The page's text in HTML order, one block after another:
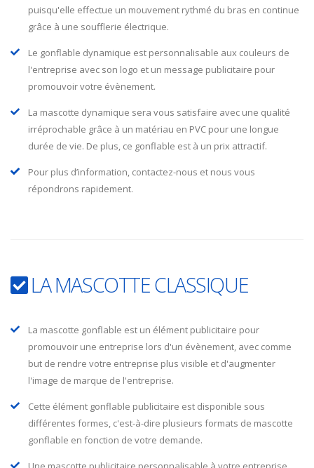
puisqu'elle effectue un mouvement rythmé du bras en continue
grâce à une soufflerie électrique.
Le gonflable dynamique est personnalisable aux couleurs de
l'entreprise avec son logo et un message publicitaire pour
promouvoir votre évènement.
La mascotte dynamique sera vous satisfaire avec une qualité
irréprochable grâce à un matériau en PVC pour une longue
durée de vie. De plus, ce gonflable est à un prix attractif.
Pour plus d’information, contactez-nous et nous vous
répondrons rapidement.
LA MASCOTTE CLASSIQUE
La mascotte gonflable est un élément publicitaire pour
promouvoir une entreprise lors d'un évènement, avec comme
but de rendre votre entreprise plus visible et d'augmenter
l'image de marque de l'entreprise.
Cette élément gonflable publicitaire est disponible sous
différentes formes, c'est-à-dire plusieurs formats de mascotte
gonflable en fonction de votre demande.